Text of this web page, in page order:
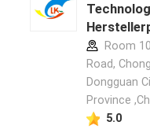
Room
Road,
Dongguan
Province
5.0